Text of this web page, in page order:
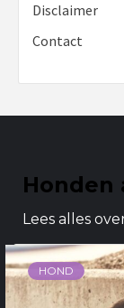
Disclaimer
Contact
Honden
Lees alles
HOND